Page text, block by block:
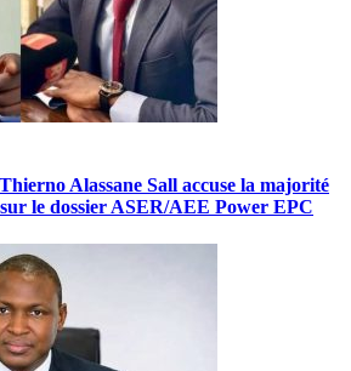
Alassane Sall accuse la majorité
le dossier ASER/AEE Power EPC